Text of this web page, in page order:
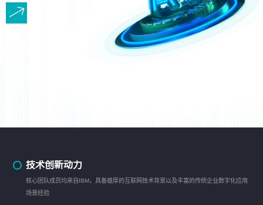
技术创新动力
核心团队成员均来自IBM，具备雄厚的互联网技术背景以及丰富的传统企业数字化应用
场景经验